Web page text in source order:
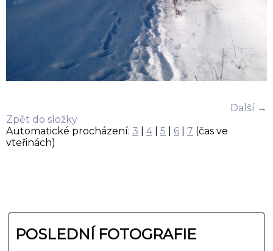
Další →
Zpět do složky
Automatické procházení: 3 4| 5 6 7 (čas ve
vteřinách)
POSLEDNÍ FOTOGRAFIE